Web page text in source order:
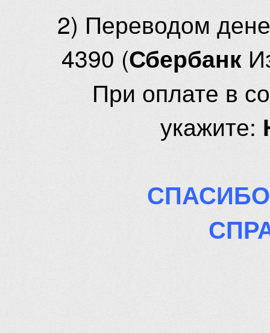
2) Переводом
4390 (Сбербанк
При оплате в
укажите: